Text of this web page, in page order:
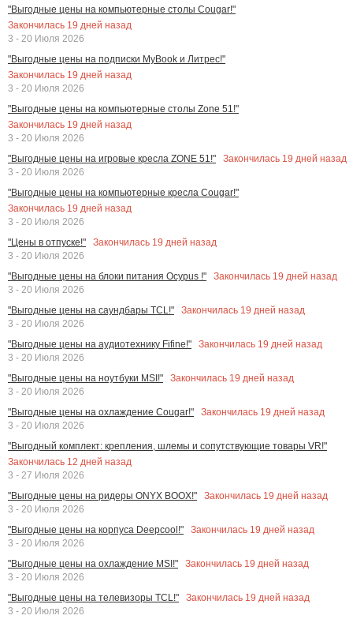
"Выгодные цены на компьютерные столы Cougar!"
Закончилась 19 дней назад
3 - 20 Июля 2026
"Выгодные цены на подписки MyBook и Литрес!"
Закончилась 19 дней назад
3 - 20 Июля 2026
"Выгодные цены на компьютерные столы Zone 51!"
Закончилась 19 дней назад
3 - 20 Июля 2026
"Выгодные цены на игровые кресла ZONE 51!"
Закончилась 19 дней назад
3 - 20 Июля 2026
"Выгодные цены на компьютерные кресла Cougar!"
Закончилась 19 дней назад
3 - 20 Июля 2026
"Цены в отпуске!"
Закончилась 19 дней назад
3 - 20 Июля 2026
"Выгодные цены на блоки питания Ocypus !"
Закончилась 19 дней назад
3 - 20 Июля 2026
"Выгодные цены на саундбары TCL!"
Закончилась 19 дней назад
3 - 20 Июля 2026
"Выгодные цены на аудиотехнику Fifine!"
Закончилась 19 дней назад
3 - 20 Июля 2026
"Выгодные цены на ноутбуки MSI!"
Закончилась 19 дней назад
3 - 20 Июля 2026
"Выгодные цены на охлаждение Cougar!"
Закончилась 19 дней назад
3 - 20 Июля 2026
"Выгодный комплект: крепления, шлемы и сопутствующие товары VR!"
Закончилась 12 дней назад
3 - 27 Июля 2026
"Выгодные цены на ридеры ONYX BOOX!"
Закончилась 19 дней назад
3 - 20 Июля 2026
"Выгодные цены на корпуса Deepcool!"
Закончилась 19 дней назад
3 - 20 Июля 2026
"Выгодные цены на охлаждение MSI!"
Закончилась 19 дней назад
3 - 20 Июля 2026
"Выгодные цены на телевизоры TCL!"
Закончилась 19 дней назад
3 - 20 Июля 2026